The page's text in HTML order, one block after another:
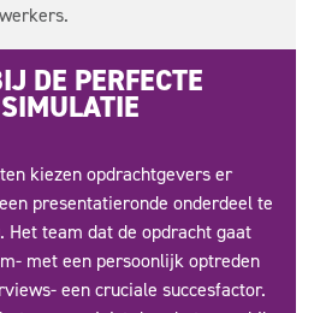
DE PERFECTE
kiezen opdrachtgevers er
presentatieronde onderdeel te
Het team dat de opdracht gaat
met een persoonlijk optreden
een cruciale succesfactor.